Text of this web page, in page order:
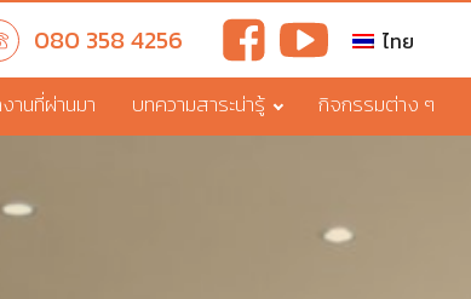
080 358 4256 ไทย
านที่ผ่านมา บทความสาระน่ารู้ กิจกรรมต่าง ๆ